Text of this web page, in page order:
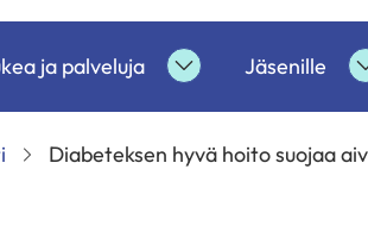
ja palveluja
Tukea
ja
alasivut
Jäsenille
Diabeteksen hyvä hoito suojaa